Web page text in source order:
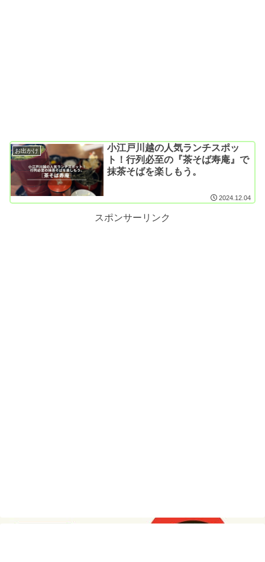
お出かけ
小江戸川越の人気ランチスポッ
ト！行列必至の『茶そば寿庵』で
抹茶そばを楽しもう。
2024.12.04
スポンサーリンク